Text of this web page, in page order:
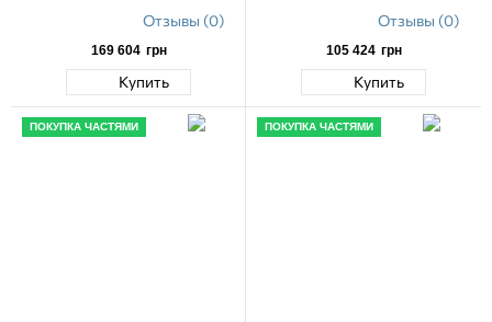
Отзывы (0)
169 604 грн
Купить
Отзывы (0)
105 424 грн
Купить
ПОКУПКА ЧАСТЯМИ ПОКУПКА ЧАСТЯМИ